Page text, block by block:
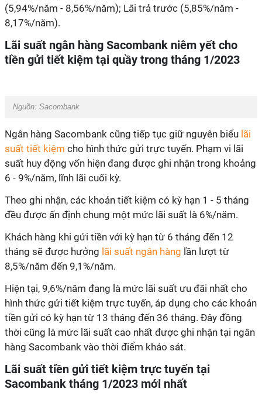
(5,94%/năm - 8,56%/năm); Lãi trả trước (5,85%/năm -
8,17%/năm).
Lãi suất ngân hàng Sacombank niêm yết cho
tiền gửi tiết kiệm tại quầy trong tháng 1/2023
Nguồn: Sacombank
Ngân hàng Sacombank cũng tiếp tục giữ nguyên biểu lãi
suất tiết kiệm cho hình thức gửi trực tuyến. Phạm vi lãi
suất huy động vốn hiện đang được ghi nhận trong khoảng
6 - 9%/năm, lĩnh lãi cuối kỳ.
Theo ghi nhận, các khoản tiết kiệm có kỳ hạn 1 - 5 tháng
đều được ấn định chung một mức lãi suất là 6%/năm.
Khách hàng khi gửi tiền với kỳ hạn từ 6 tháng đến 12
tháng sẽ được hưởng lãi suất ngân hàng lần lượt từ
8,5%/năm đến 9,1%/năm.
Hiện tại, 9,6%/năm đang là mức lãi suất ưu đãi nhất cho
hình thức gửi tiết kiệm trực tuyến, áp dụng cho các khoản
tiền gửi có kỳ hạn từ 13 tháng đến 36 tháng. Đây đồng
thời cũng là mức lãi suất cao nhất được ghi nhận tại ngân
hàng Sacombank vào thời điểm khảo sát.
Lãi suất tiền gửi tiết kiệm trực tuyến tại
Sacombank tháng 1/2023 mới nhất